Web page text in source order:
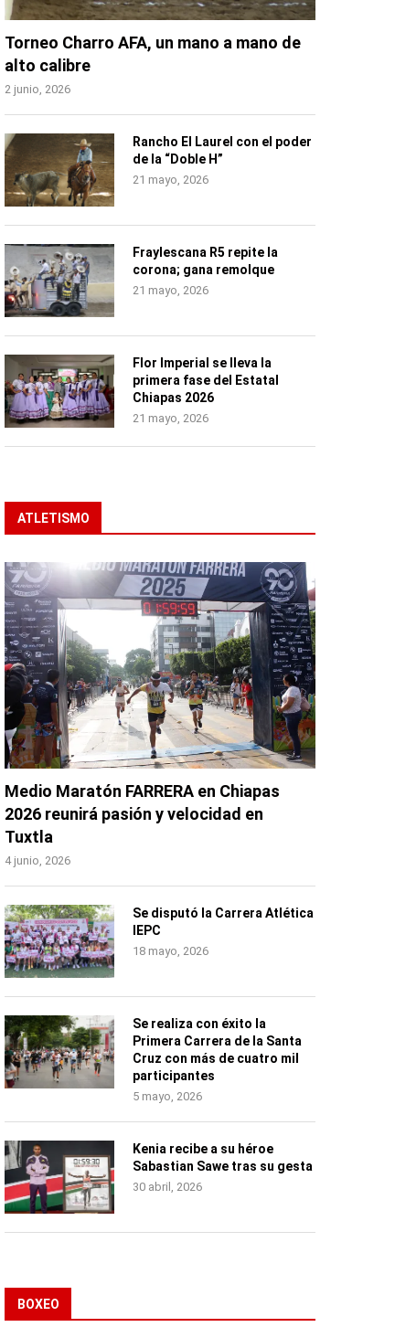
Torneo Charro AFA, un mano a mano de
alto calibre
2 junio, 2026
Rancho El Laurel con el poder
de la “Doble H”
21 mayo, 2026
Fraylescana R5 repite la
corona; gana remolque
21 mayo, 2026
Flor Imperial se lleva la
primera fase del Estatal
Chiapas 2026
21 mayo, 2026
ATLETISMO
Medio Maratón FARRERA en Chiapas
2026 reunirá pasión y velocidad en
Tuxtla
4 junio, 2026
Se disputó la Carrera Atlética
IEPC
18 mayo, 2026
Se realiza con éxito la
Primera Carrera de la Santa
Cruz con más de cuatro mil
participantes
5 mayo, 2026
Kenia recibe a su héroe
Sabastian Sawe tras su gesta
30 abril, 2026
BOXEO